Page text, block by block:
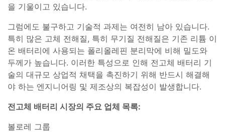
을 기울이고 있습니다.
그럼에도 불구하고 기술적 과제는 여전히 남아 있습니다.
특히 많은 고체 전해질, 특히 무기질 전해질은 기존 리튬 이
온 배터리에 사용되는 폴리올레핀 분리막에 비해 밀도와
두께가 높습니다. 이러한 특성으로 인해 전고체 배터리 기
술의 대규모 상업적 채택을 촉진하기 위해 반드시 해결해
야 하는 엔지니어링 및 제조상의 복잡성이 발생합니다.
전고체 배터리 시장의 주요 업체 목록:
볼로레 그룹